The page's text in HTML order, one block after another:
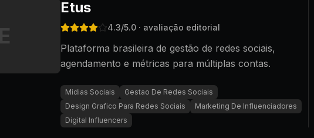
E
Etus
4.3/5.0 · avaliação editorial
Plataforma brasileira de gestão de redes sociais,
agendamento e métricas para múltiplas contas.
Midias Sociais
Gestao De Redes Sociais
Design Grafico Para Redes Sociais
Marketing De Influenciadores
Digital Influencers